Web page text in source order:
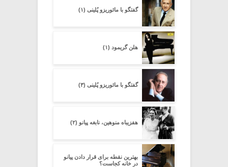
گفتگو با مائوریزو پُلینی (۱)
هلن گریمود (۱)
گفتگو با مائوریزو پُلینی (۳)
هفزیباه منوهین، نابغه پیانو (۲)
بهترین نقطه برای قرار دادن پیانو
در خانه کجاست؟